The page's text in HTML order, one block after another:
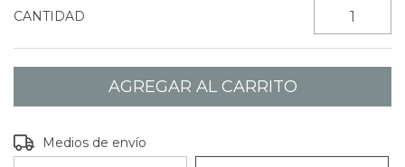
CANTIDAD
Entregas para el CP:
Medios de envío